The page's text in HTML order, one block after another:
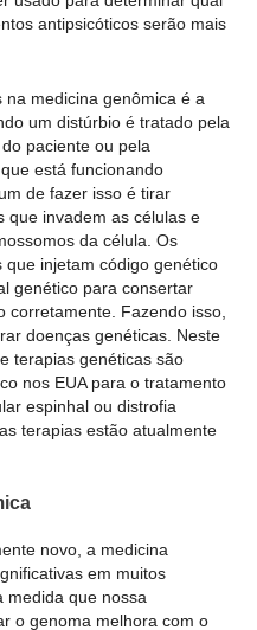
antipsicóticos serão mais
medicina genômica é a
um distúrbio é tratado pela
paciente ou pela
está funcionando
de fazer isso é tirar
que invadem as células e
da célula. Os
injetam código genético
genético para consertar
corretamente. Fazendo isso,
doenças genéticas. Neste
terapias genéticas são
nos EUA para o tratamento
espinhal ou distrofia
terapias estão atualmente
novo, a medicina
em muitos
medida que nossa
o genoma melhora com o